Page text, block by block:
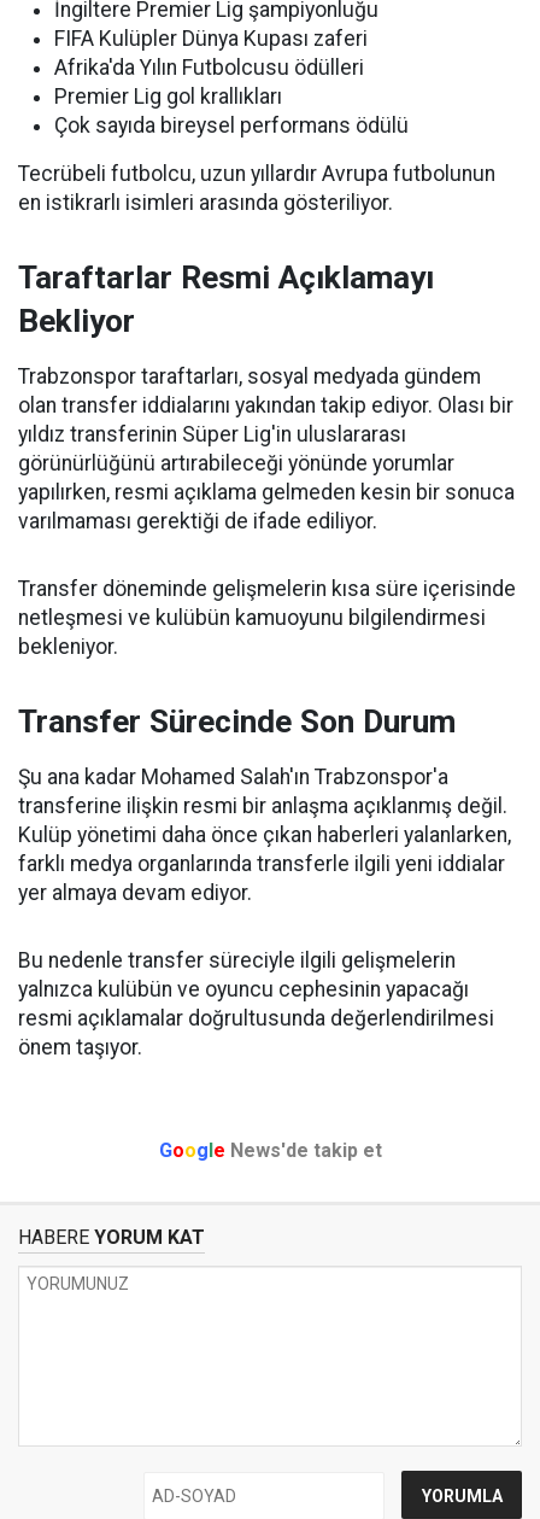
İngiltere Premier Lig şampiyonluğu
FIFA Kulüpler Dünya Kupası zaferi
Afrika'da Yılın Futbolcusu ödülleri
Premier Lig gol krallıkları
Çok sayıda bireysel performans ödülü
Tecrübeli futbolcu, uzun yıllardır Avrupa futbolunun
en istikrarlı isimleri arasında gösteriliyor.
Taraftarlar Resmi Açıklamayı
Bekliyor
Trabzonspor taraftarları, sosyal medyada gündem
olan transfer iddialarını yakından takip ediyor. Olası bir
yıldız transferinin Süper Lig'in uluslararası
görünürlüğünü artırabileceği yönünde yorumlar
yapılırken, resmi açıklama gelmeden kesin bir sonuca
varılmaması gerektiği de ifade ediliyor.
Transfer döneminde gelişmelerin kısa süre içerisinde
netleşmesi ve kulübün kamuoyunu bilgilendirmesi
bekleniyor.
Transfer Sürecinde Son Durum
Şu ana kadar Mohamed Salah'ın Trabzonspor'a
transferine ilişkin resmi bir anlaşma açıklanmış değil.
Kulüp yönetimi daha önce çıkan haberleri yalanlarken,
farklı medya organlarında transferle ilgili yeni iddialar
yer almaya devam ediyor.
Bu nedenle transfer süreciyle ilgili gelişmelerin
yalnızca kulübün ve oyuncu cephesinin yapacağı
resmi açıklamalar doğrultusunda değerlendirilmesi
önem taşıyor.
Google News'de takip et
HABERE YORUM KAT